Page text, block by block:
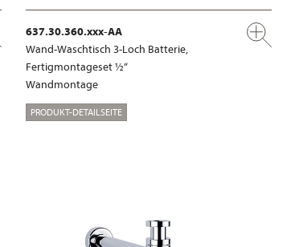
637.30.360.xxx-AA
Wand-Waschtisch 3-Loch Batterie,
Fertigmontageset ½“
Wandmontage
PRODUKT-DETAILSEITE